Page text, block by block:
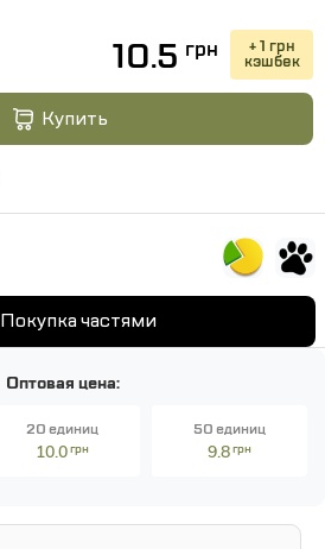
10.5 грн + 1 грн
кэшбек
Купить
Покупка частями
Оптовая цена:
20 единиц
10.0грн
50 единиц
9.8грн